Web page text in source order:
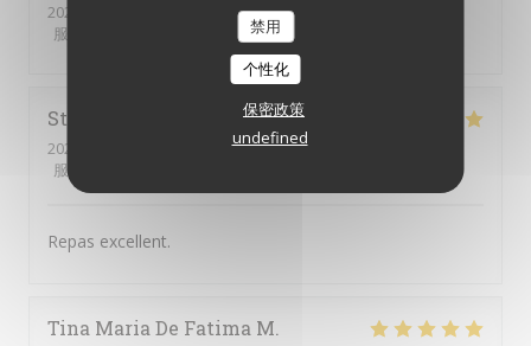
禁用
个性化
保密政策
undefined
2025-12-13
服务
5 /5 质价比
Stéphanie
2025-12-07
服务
Repas excellent.
Tina Maria De Fatima M